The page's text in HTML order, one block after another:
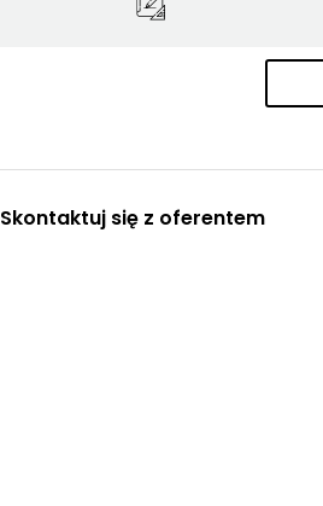
Skontaktuj się z oferentem